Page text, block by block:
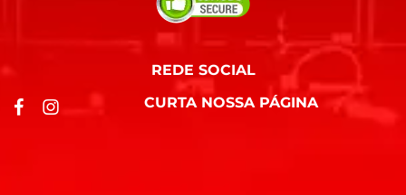
REDE SOCIAL
CURTA NOSSA PÁGINA